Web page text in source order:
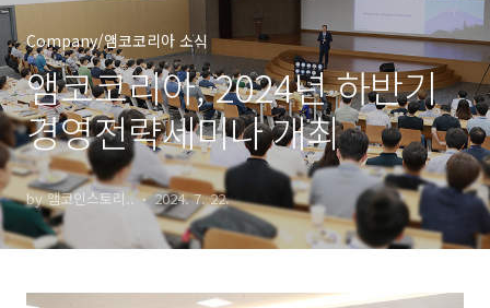
Company/앰코코리아 소식
앰코코리아, 2024년 하반기
경영전략세미나 개최
by 앰코인스토리.. 2024. 7. 22.